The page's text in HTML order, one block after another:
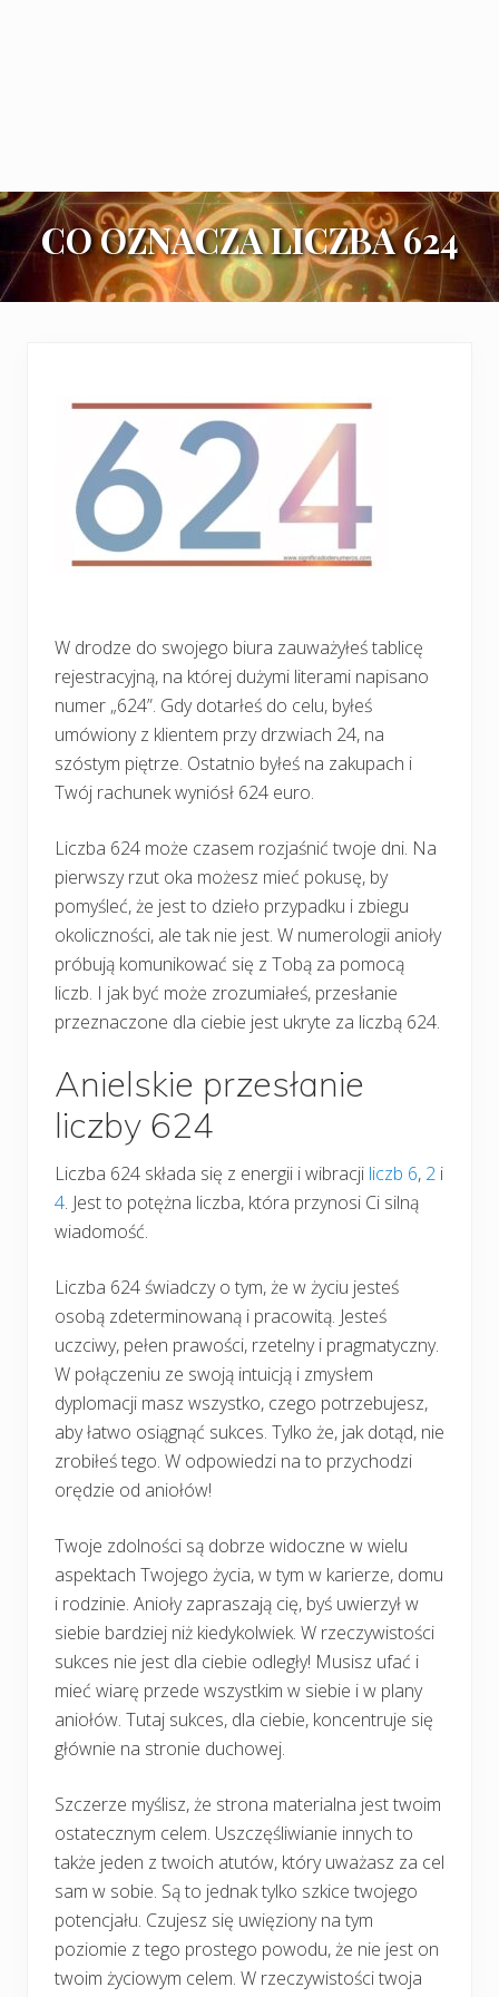
CO OZNACZA LICZBA 624
W drodze do swojego biura zauważyłeś tablicę
rejestracyjną, na której dużymi literami napisano
numer „624”. Gdy dotarłeś do celu, byłeś
umówiony z klientem przy drzwiach 24, na
szóstym piętrze. Ostatnio byłeś na zakupach i
Twój rachunek wyniósł 624 euro.
Liczba 624 może czasem rozjaśnić twoje dni. Na
pierwszy rzut oka możesz mieć pokusę, by
pomyśleć, że jest to dzieło przypadku i zbiegu
okoliczności, ale tak nie jest. W numerologii anioły
próbują komunikować się z Tobą za pomocą
liczb. I jak być może zrozumiałeś, przesłanie
przeznaczone dla ciebie jest ukryte za liczbą 624.
Anielskie przesłanie
liczby 624
Liczba 624 składa się z energii i wibracji liczb 6, 2 i
4. Jest to potężna liczba, która przynosi Ci silną
wiadomość.
Liczba 624 świadczy o tym, że w życiu jesteś
osobą zdeterminowaną i pracowitą. Jesteś
uczciwy, pełen prawości, rzetelny i pragmatyczny.
W połączeniu ze swoją intuicją i zmysłem
dyplomacji masz wszystko, czego potrzebujesz,
aby łatwo osiągnąć sukces. Tylko że, jak dotąd, nie
zrobiłeś tego. W odpowiedzi na to przychodzi
orędzie od aniołów!
Twoje zdolności są dobrze widoczne w wielu
aspektach Twojego życia, w tym w karierze, domu
i rodzinie. Anioły zapraszają cię, byś uwierzył w
siebie bardziej niż kiedykolwiek. W rzeczywistości
sukces nie jest dla ciebie odległy! Musisz ufać i
mieć wiarę przede wszystkim w siebie i w plany
aniołów. Tutaj sukces, dla ciebie, koncentruje się
głównie na stronie duchowej.
Szczerze myślisz, że strona materialna jest twoim
ostatecznym celem. Uszczęśliwianie innych to
także jeden z twoich atutów, który uważasz za cel
sam w sobie. Są to jednak tylko szkice twojego
potencjału. Czujesz się uwięziony na tym
poziomie z tego prostego powodu, że nie jest on
twoim życiowym celem. W rzeczywistości twoja